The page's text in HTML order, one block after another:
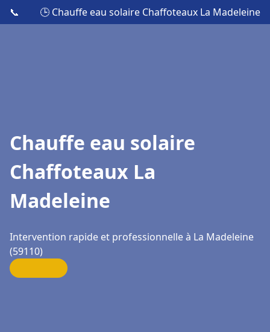
📞 🕒 Chauffe eau solaire Chaffoteaux La Madeleine
Chauffe eau solaire
Chaffoteaux La
Madeleine
Intervention rapide et professionnelle à La Madeleine
(59110)